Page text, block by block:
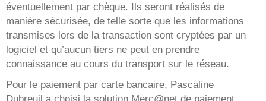
éventuellement par chèque. Ils seront réalisés de
manière sécurisée, de telle sorte que les informations
transmises lors de la transaction sont cryptées par un
logiciel et qu’aucun tiers ne peut en prendre
connaissance au cours du transport sur le réseau.
Pour le paiement par carte bancaire, Pascaline
Dubreuil a choisi la solution Merc@net de paiement